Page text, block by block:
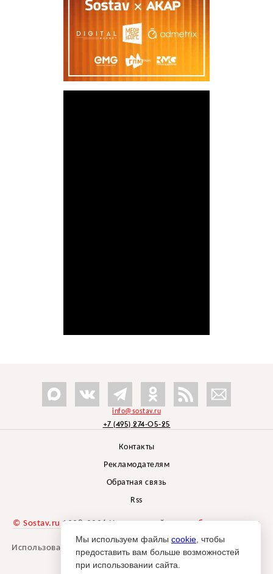
info@sostav.ru
+7 (495) 274-05-25
Контакты
Рекламодателям
Обратная связь
Rss
© Sostav.ru 1998-2026 Независимый проектбрендингового
агентства Depot
Использование материалов Sostav.ru допустимо только при
указании источника.
Мы используем файлы cookie , чтобы
предоставить вам больше возможностей
при использовании сайта.